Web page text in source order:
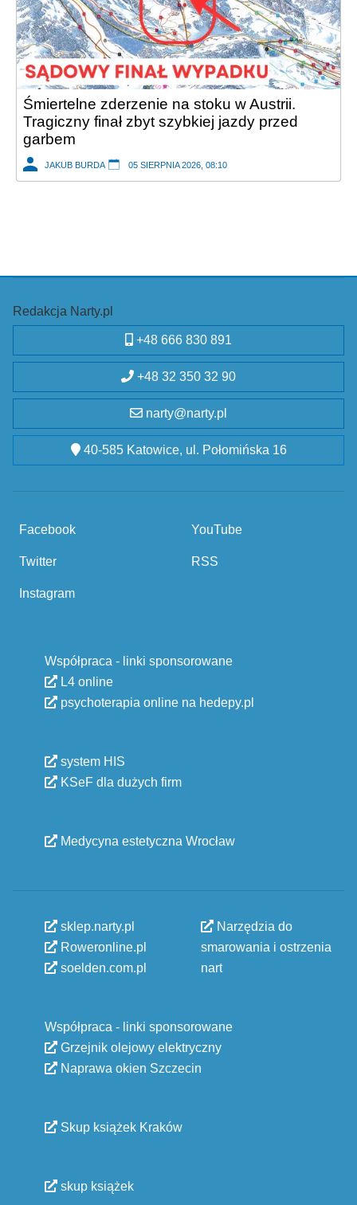
Śmiertelne zderzenie na stoku w Austrii.
Tragiczny finał zbyt szybkiej jazdy przed
garbem
JAKUB BURDA 05 SIERPNIA 2026, 08:10
Redakcja Narty.pl
+48 666 830 891
+48 32 350 32 90
narty@narty.pl
40-585 Katowice, ul. Połomińska 16
Facebook
Twitter
Instagram
YouTube
RSS
Współpraca - linki sponsorowane
L4 online
psychoterapia online na hedepy.pl
system HIS
KSeF dla dużych firm
Medycyna estetyczna Wrocław
sklep.narty.pl
Roweronline.pl
soelden.com.pl
Narzędzia do
smarowania i ostrzenia
nart
Współpraca - linki sponsorowane
Grzejnik olejowy elektryczny
Naprawa okien Szczecin
Skup książek Kraków
skup książek